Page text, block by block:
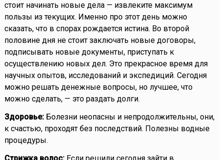
стоит начинать новые дела — извлеките максимум
пользы из текущих. Именно про этот день можно
сказать, что в спорах рождается истина. Во второй
половине дня не стоит заключать новые договоры,
подписывать новые документы, приступать к
осуществлению новых дел. Это прекрасное время для
научных опытов, исследований и экспедиций. Сегодня
можно решать денежные вопросы, но лучшее, что
можно сделать, — это раздать долги.
Здоровье:Болезни неопасны и непродолжительны, они,
к счастью, проходят без последствий. Полезны водные
процедуры.